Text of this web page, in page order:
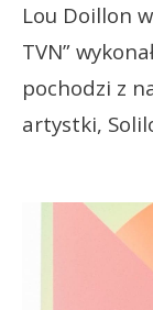
Lou Doillon
TVN”
pochodzi z
artystki,